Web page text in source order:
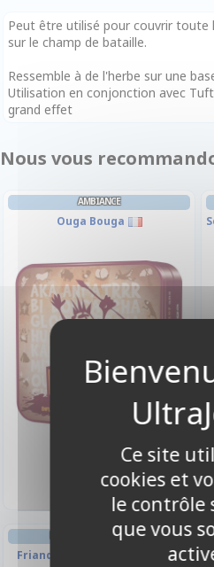
Peut être utilisé pour couvrir toute
sur le champ de bataille.
Ressemble à de l'herbe sur une
Utilisation en conjonction avec
grand effet
Nous vous
AMBIANCE
Ouga Bouga
11,50 €
Disponible
FRIANDISES & BOISSONS
Friandise - Barre Chocolat
Ce site
cookies et
le contrôle
que vous